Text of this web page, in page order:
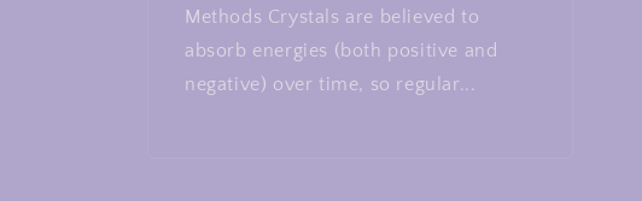
Methods Crystals are believed to
absorb energies (both positive and
negative) over time, so regular...